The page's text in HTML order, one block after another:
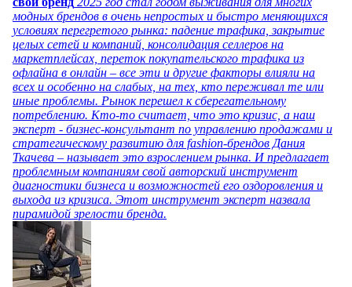
модных брендов в очень непростых и быстро меняющихся
условиях перегретого рынка: падение трафика, закрытие
целых сетей и компаний, консолидация селлеров на
маркетплейсах, переток покупательского трафика из
офлайна в онлайн – все эти и другие факторы влияли на
всех и особенно на слабых, на тех, кто переживал те или
иные проблемы. Рынок перешел к сберегательному
потреблению. Кто-то считает, что это кризис, а наш
эксперт - бизнес-консультант по управлению продажами и
стратегическому развитию для fashion-брендов Дания
Ткачева – называет это взрослением рынка. И предлагает
проблемным компаниям свой авторский инструмент
диагностики бизнеса и возможностей его оздоровления и
выхода из кризиса. Этот инструмент эксперт назвала
пирамидой зрелости бренда.